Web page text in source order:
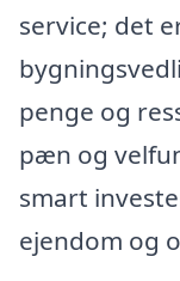
service; det
penge og
pæn og
smart
ejendom og